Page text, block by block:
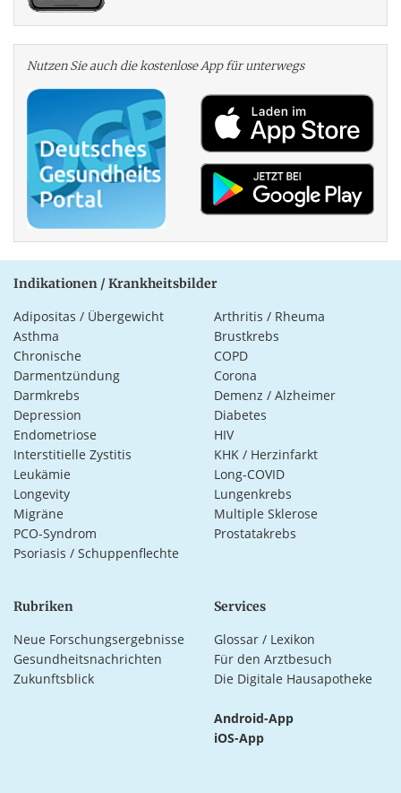
Nutzen Sie auch die kosten­lose App für unterwegs
Indikationen / Krankheitsbilder
Adipositas / Übergewicht
Arthritis / Rheuma
Asthma
Brustkrebs
Chronische
Darmentzündung
COPD
Corona
Darmkrebs
Demenz / Alzheimer
Depression
Diabetes
Endometriose
HIV
Interstitielle Zystitis
KHK / Herzinfarkt
Leukämie
Long-COVID
Longevity
Lungenkrebs
Migräne
Multiple Sklerose
PCO-Syndrom
Prostatakrebs
Psoriasis / Schuppenflechte
Rubriken
Neue Forschungsergebnisse
Gesundheitsnachrichten
Zukunftsblick
Services
Glossar / Lexikon
Für den Arztbesuch
Die Digitale Hausapotheke
Android-App
iOS-App